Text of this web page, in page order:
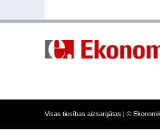
Visas tiesības aizsargātas | ©